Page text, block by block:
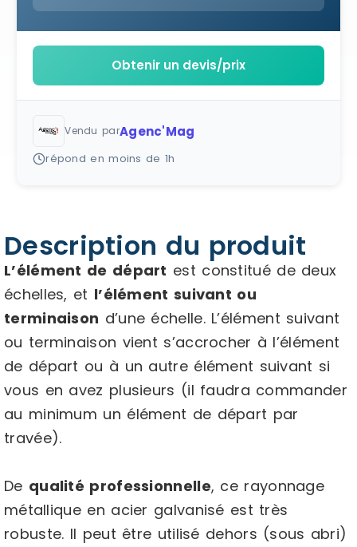
Obtenir un devis/prix
Vendu parAgenc'Mag
répond en moins de 1h
Description du produit
L’élément de départ est constitué de deux
échelles, et l’élément suivant ou
terminaison d’une échelle. L’élément suivant
ou terminaison vient s’accrocher à l’élément
de départ ou à un autre élément suivant si
vous en avez plusieurs (il faudra commander
au minimum un élément de départ par
travée).
De qualité professionnelle, ce rayonnage
métallique en acier galvanisé est très
robuste. Il peut être utilisé dehors (sous abri)